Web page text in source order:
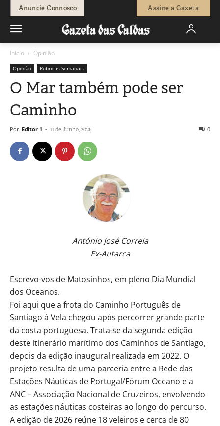
Anuncie Connosco Assine a Gazeta
Início Opinião
Opinião Rubricas Semanais
O Mar também pode ser
Caminho
Por Editor 1 - 11 de Junho, 2026 0
António José Correia
Ex-Autarca
Escrevo-vos de Matosinhos, em pleno Dia Mundial
dos Oceanos.
Foi aqui que a frota do Caminho Português de
Santiago à Vela chegou após percorrer grande parte
da costa portuguesa. Trata-se da segunda edição
deste itinerário marítimo dos Caminhos de Santiago,
depois da edição inaugural realizada em 2022. O
projeto resulta de uma parceria entre a Rede das
Estações Náuticas de Portugal/Fórum Oceano e a
ANC – Associação Nacional de Cruzeiros, envolvendo
as estações náuticas costeiras ao longo do percurso.
A edição de 2026 reúne 18 veleiros e cerca de 80